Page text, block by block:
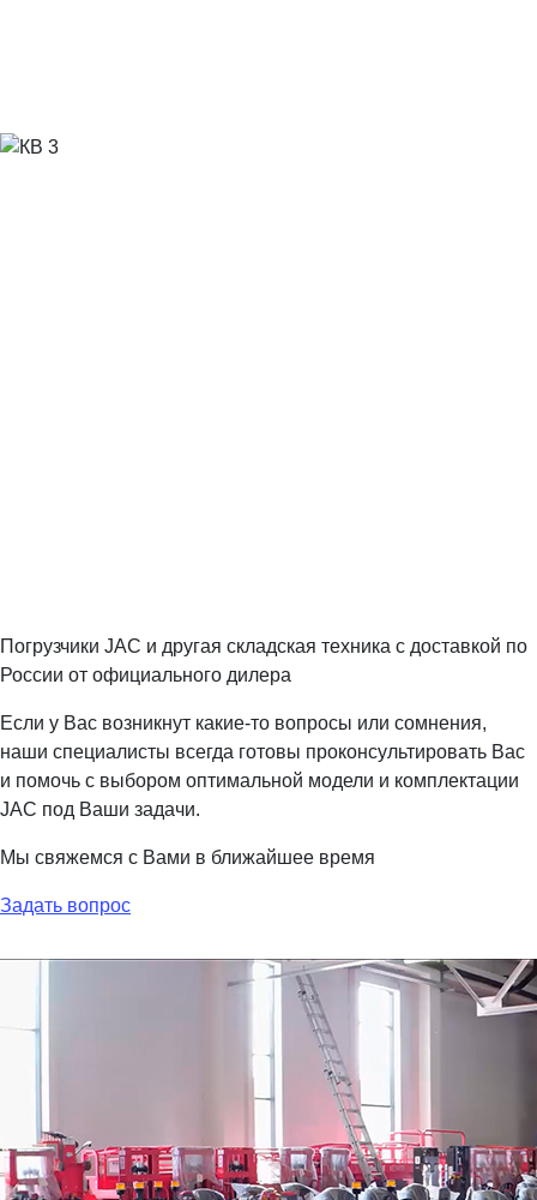
Погрузчики JAC и другая складская техника с доставкой по
России от официального дилера
Если у Вас возникнут какие-то вопросы или сомнения,
наши специалисты всегда готовы проконсультировать Вас
и помочь с выбором оптимальной модели и комплектации
JAC под Ваши задачи.
Мы свяжемся с Вами в ближайшее время
Задать вопрос